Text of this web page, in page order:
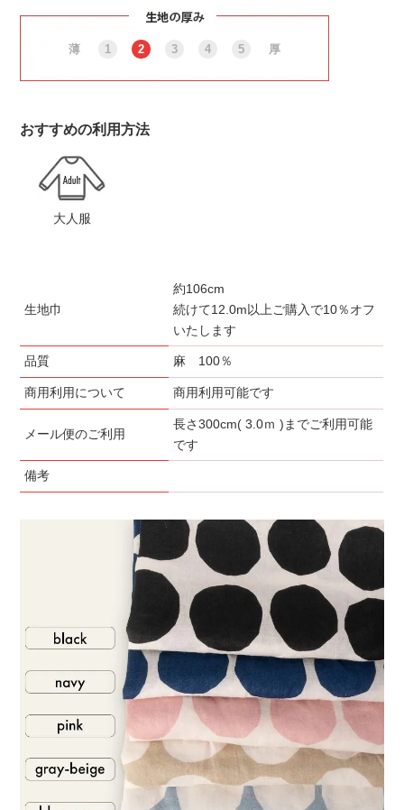
薄 1 2 3 4 5 厚
おすすめの利用方法
大人服
生地巾
約106cm
続けて12.0m以上ご購入で10％オフ
いたします
品質 麻 100％
商用利用について 商用利用可能です
メール便のご利用
長さ300cm( 3.0ｍ )までご利用可能
です
備考